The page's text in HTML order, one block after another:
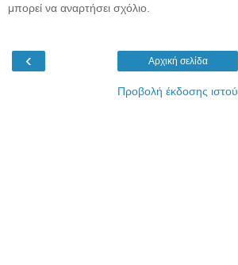
μπορεί να αναρτήσει σχόλιο.
‹ Αρχική σελίδα
Προβολή έκδοσης ιστού